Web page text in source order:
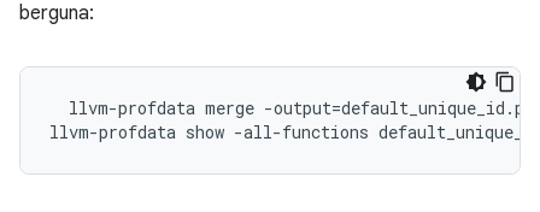
berguna:
llvm-profdata merge -
llvm-profdata show -all-functions